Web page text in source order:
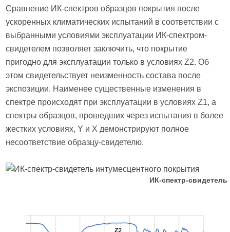
Сравнение ИК-спектров образцов покрытия после
ускоренных климатических испытаний в соответствии с
выбранными условиями эксплуатации ИК-спектром-
свидетелем позволяет заключить, что покрытие
пригодно для эксплуатации только в условиях Z2. Об
этом свидетельствует неизменность состава после
экспозиции. Наименее существенные изменения в
спектре происходят при эксплуатации в условиях Z1, а
спектры образцов, прошедших через испытания в более
жестких условиях, Y и X демонстрируют полное
несоответствие образцу-свидетелю.
ИК-спектр-